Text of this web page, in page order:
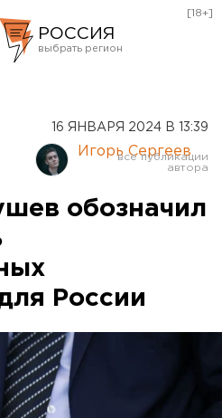
РОССИЯ
Курган
Оренбург
[18+]
16 ЯНВАРЯ 2024 В 13:39
Игорь Сергеев
обозначил
России